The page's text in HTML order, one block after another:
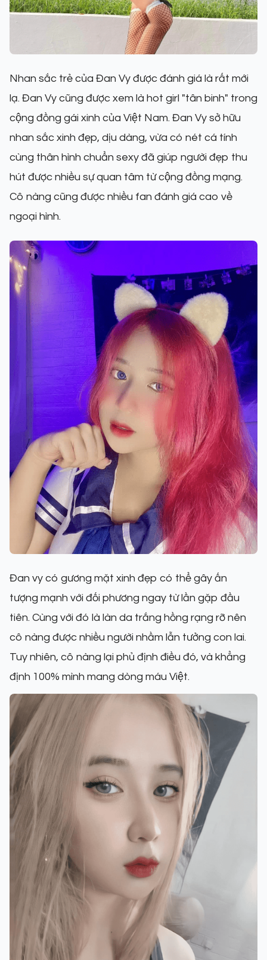
Nhan sắc trẻ của Đan Vy được đánh giá là rất mới
lạ. Đan Vy cũng được xem là hot girl "tân binh" trong
cộng đồng gái xinh của Việt Nam. Đan Vy sở hữu
nhan sắc xinh đẹp, dịu dàng, vừa có nét cá tính
cùng thân hình chuẩn sexy đã giúp người đẹp thu
hút được nhiều sự quan tâm từ cộng đồng mạng.
Cô nàng cũng được nhiều fan đánh giá cao về
ngoại hình.
Đan vy có gương mặt xinh đẹp có thể gây ấn
tượng mạnh với đối phương ngay từ lần gặp đầu
tiên. Cùng với đó là làn da trắng hồng rạng rỡ nên
cô nàng được nhiều người nhầm lẫn tưởng con lai.
Tuy nhiên, cô nàng lại phủ định điều đó, và khẳng
định 100% mình mang dòng máu Việt.